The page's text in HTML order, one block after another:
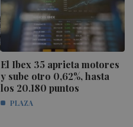
El Ibex 35 aprieta motores
y sube otro 0,62%, hasta
los 20.180 puntos
PLAZA